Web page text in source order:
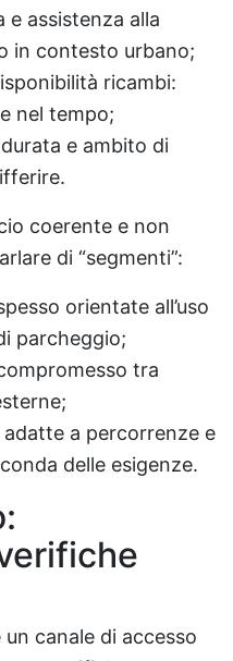
e assistenza alla
in contesto urbano;
ricambi:
nel tempo;
e ambito di
coerente e non
di “segmenti”:
orientate all’uso
parcheggio;
tra
a percorrenze e
delle esigenze.
un canale di accesso